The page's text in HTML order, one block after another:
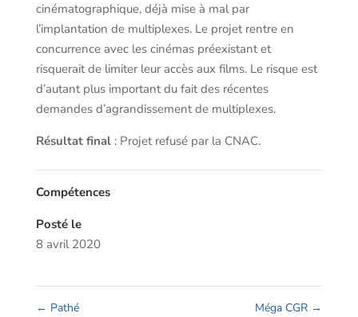
cinématographique, déjà mise à mal par
l’implantation de multiplexes. Le projet rentre en
concurrence avec les cinémas préexistant et
risquerait de limiter leur accès aux films. Le risque est
d’autant plus important du fait des récentes
demandes d’agrandissement de multiplexes.
Résultat final : Projet refusé par la CNAC.
Compétences
Posté le
8 avril 2020
← Pathé Méga CGR →